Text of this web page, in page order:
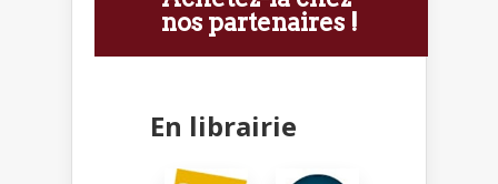
nos partenaires !
En librairie